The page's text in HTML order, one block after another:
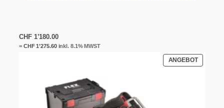
CHF1’180.00
= CHF1’275.60inkl. 8.1% MWST
ANGEBOT
IM